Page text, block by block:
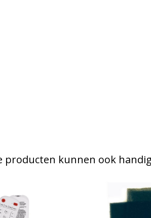
producten kunnen ook